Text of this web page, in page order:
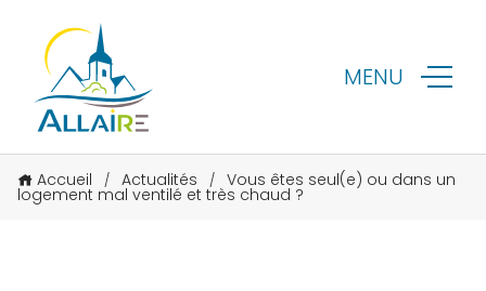
MENU
Accueil / Actualités / Vous êtes seul(e) ou dans un
logement mal ventilé et très chaud ?